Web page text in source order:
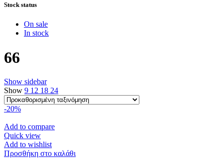
Stock status
On sale
In stock
66
Show sidebar
Show 9 12 18 24
-20%
Add to compare
Quick view
Add to wishlist
Προσθήκη στο καλάθι